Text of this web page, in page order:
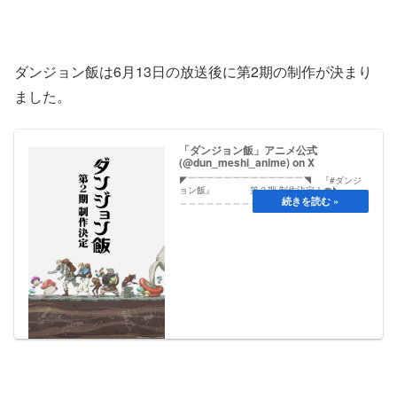
ダンジョン飯は6月13日の放送後に第2期の制作が決まり
ました。
「ダンジョン飯」アニメ公式
(@dun_meshi_anime) on X
◤￣￣￣￣￣￣￣￣￣￣￣￣￣◥ 『#ダンジ
ョン飯』 第２期 制作決定！🍄◣＿＿＿
＿＿＿＿＿＿＿＿＿＿◢“ダンジョン飯" それ
は食うか食われるかそこには上も下もなくただ